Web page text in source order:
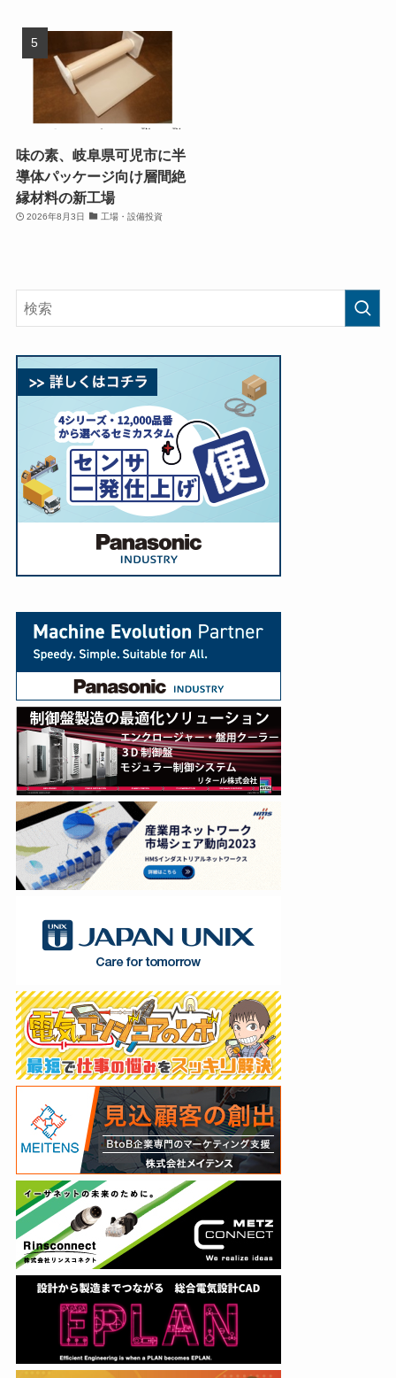
味の素、岐阜県可児市に半
導体パッケージ向け層間絶
縁材料の新工場
2026年8月3日 工場・設備投資